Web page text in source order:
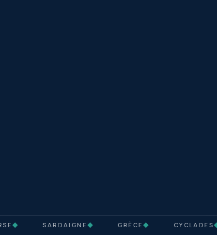
◆ SARDAIGNE ◆ GRÈCE◆ CYCLADES◆